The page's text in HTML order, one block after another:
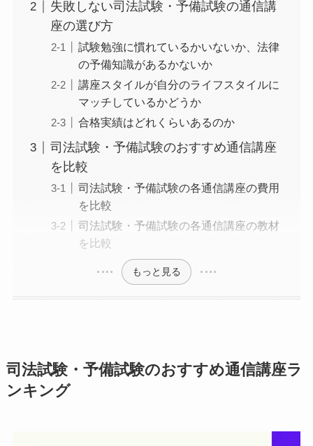
失敗しない司法試験・予備試験の通信講
座の選び方
試験勉強に慣れているかいないか、法律
の予備知識があるかないか
講座スタイルが自分のライフスタイルに
マッチしているかどうか
合格実績はどれくらいあるのか
司法試験・予備試験のおすすめ通信講座
を比較
司法試験・予備試験の各通信講座の費用
を比較
司法試験・予備試験の各通信講座の教材
を比較
もっと見る
司法試験・予備試験のおすすめ通信講座ラ
ンキング